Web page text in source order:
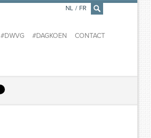
×
#DWVG #DAGKOEN CONTACT
NL / FR